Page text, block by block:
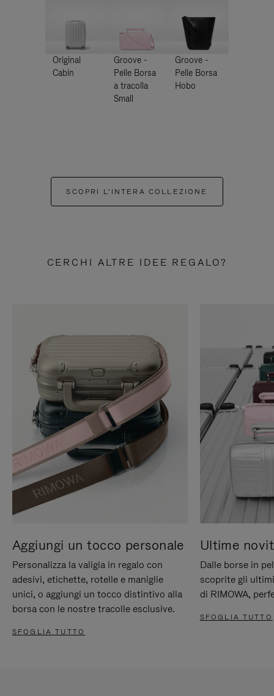
Original
Cabin
Groove -
Pelle Borsa
a tracolla
Small
Groove -
Pelle Borsa
Hobo
SCOPRI L'INTERA COLLEZIONE
CERCHI ALTRE IDEE REGALO?
Aggiungi un tocco personale
Personalizza la valigia in regalo con
adesivi, etichette, rotelle e maniglie
unici, o aggiungi un tocco distintivo alla
borsa con le nostre tracolle esclusive.
SFOGLIA TUTTO
Ultime
Dalle borse in
scoprite gli
di RIMOWA,
SFOGLIA TUTTO